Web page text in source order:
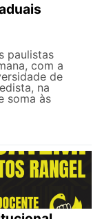
paulistas
com a
de
na
soma às